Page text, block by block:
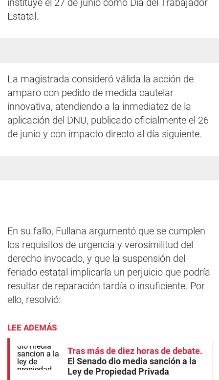
instituye el 27 de junio como Día del Trabajador
Estatal.
La magistrada consideró válida la acción de
amparo con pedido de medida cautelar
innovativa, atendiendo a la inmediatez de la
aplicación del DNU, publicado oficialmente el 26
de junio y con impacto directo al día siguiente.
En su fallo, Fullana argumentó que se cumplen
los requisitos de urgencia y verosimilitud del
derecho invocado, y que la suspensión del
feriado estatal implicaría un perjuicio que podría
resultar de reparación tardía o insuficiente. Por
ello, resolvió:
LEE ADEMÁS
Tras más de diez horas de debate
El Senado dio media sanción a la
Ley de Propiedad Privada